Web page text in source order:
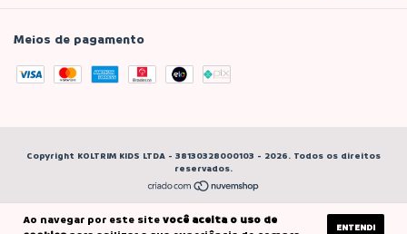
Ao navegar por este sitevocê aceita o uso de
ENTENDI
Meios de pagamento
Copyright KOLTRIM KIDS LTDA - 38130328000103 - 2026. Todos os direitos
reservados.